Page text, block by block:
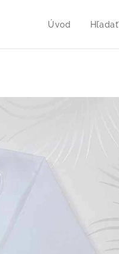
Úvod Hľadať